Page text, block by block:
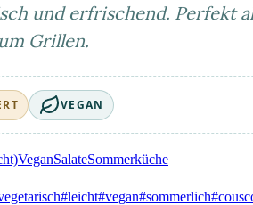
und erfrischend. Perfekt
Grillen.
VEGAN
VeganSalateSommerküche
#leicht#vegan#sommerlich